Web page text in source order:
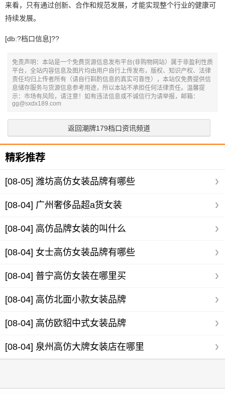
来看，只有通过创新、合作和规范发展，才能实现整个行业的健康可
持续发展。
[db:?档口信息]??
免责声明：本站是一个免费货源信息发布平台(非购物网站）属于非盈利性质
平台，全站内容信息及图片均由用户自行上传发布，版权、知识产权、法律
责任均归上传者所有（请自行斟酌信息的真实可靠性），本站仅免费提供信
息储存服务与货源信息参考用途，所以本站不承担任何法律责任。温馨提
示：市场有风险，请注意！如有违法信息或不诚信行为请举报，邮箱：
gg@sxdx189.com
返回潮牌179档口资讯频道
精彩推荐
[08-05] 潍坊高仿女装品牌有哪些
[08-04] 广州奢侈品超a货女装
[08-04] 高仿品牌女装的叫什么
[08-04] 女士高仿女装品牌有哪些
[08-04] 普宁高仿女装在哪里买
[08-04] 高仿北面小款女装品牌
[08-04] 高仿欧貂中式女装品牌
[08-04] 泉州高仿大牌女装店在哪里